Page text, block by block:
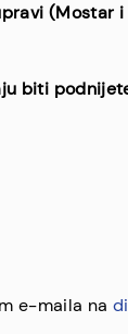
biti
e-maila na